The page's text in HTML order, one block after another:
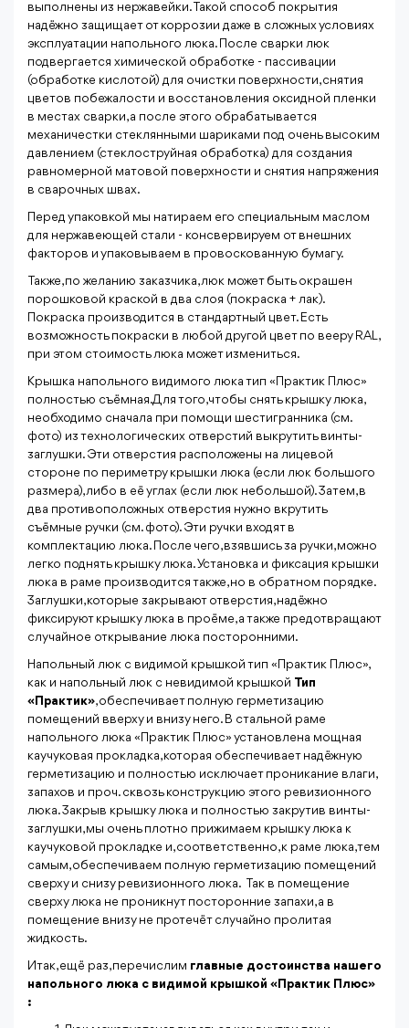
выполнены из нержавейки. Такой способ покрытия
надёжно защищает от коррозии даже в сложных условиях
эксплуатации напольного люка. После сварки люк
подвергается химической обработке - пассивации
(обработке кислотой) для очистки поверхности, снятия
цветов побежалости и восстановления оксидной пленки
в местах сварки, а после этого обрабатывается
механичестки стеклянными шариками под очень высоким
давлением (стеклоструйная обработка) для создания
равномерной матовой поверхности и снятия напряжения
в сварочных швах.
Перед упаковкой мы натираем его специальным маслом
для нержавеющей стали - консвервируем от внешних
факторов и упаковываем в провоскованную бумагу.
Также, по желанию заказчика, люк может быть окрашен
порошковой краской в два слоя (покраска + лак).
Покраска производится в стандартный цвет. Есть
возможность покраски в любой другой цвет по вееру RAL,
при этом стоимость люка может измениться.
Крышка напольного видимого люка тип «Практик Плюс»
полностью съёмная. Для того, чтобы снять крышку люка,
необходимо сначала при помощи шестигранника (см.
фото) из технологических отверстий выкрутить винты-
заглушки. Эти отверстия расположены на лицевой
стороне по периметру крышки люка (если люк большого
размера), либо в её углах (если люк небольшой). Затем, в
два противоположных отверстия нужно вкрутить
съёмные ручки (см. фото). Эти ручки входят в
комплектацию люка. После чего, взявшись за ручки, можно
легко поднять крышку люка. Установка и фиксация крышки
люка в раме производится также, но в обратном порядке.
Заглушки, которые закрывают отверстия, надёжно
фиксируют крышку люка в проёме, а также предотвращают
случайное открывание люка посторонними.
Напольный люк с видимой крышкой тип «Практик Плюс»,
как и напольный люк с невидимой крышкой Тип
«Практик», обеспечивает полную герметизацию
помещений вверху и внизу него. В стальной раме
напольного люка «Практик Плюс» установлена мощная
каучуковая прокладка, которая обеспечивает надёжную
герметизацию и полностью исключает проникание влаги,
запахов и проч. сквозь конструкцию этого ревизионного
люка. Закрыв крышку люка и полностью закрутив винты-
заглушки, мы очень плотно прижимаем крышку люка к
каучуковой прокладке и, соответственно, к раме люка, тем
самым, обеспечиваем полную герметизацию помещений
сверху и снизу ревизионного люка. Так в помещение
сверху люка не проникнут посторонние запахи, а в
помещение внизу не протечёт случайно пролитая
жидкость.
Итак, ещё раз, перечислим главные достоинства нашего
напольного люка с видимой крышкой «Практик Плюс»
: